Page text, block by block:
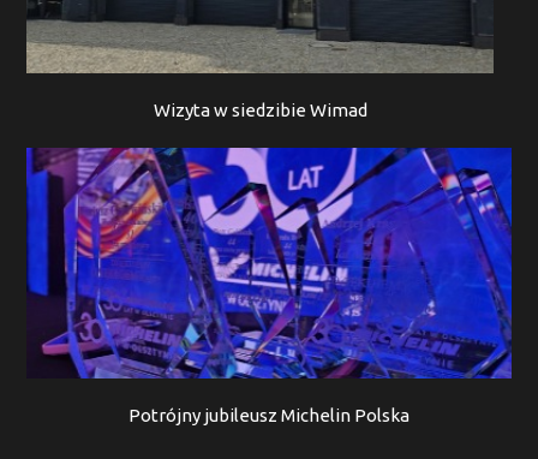
Wizyta w siedzibie Wimad
Potrójny jubileusz Michelin Polska